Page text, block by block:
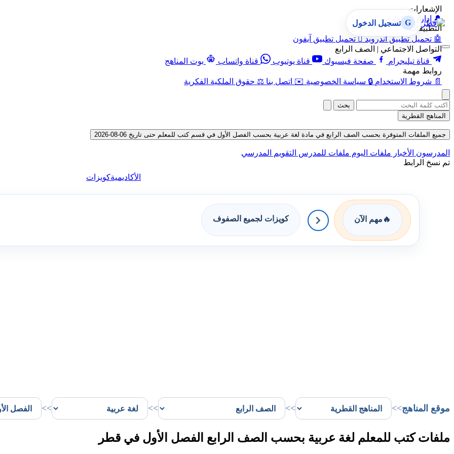
الإشعارات
🔔 إدارة الإشعارات
التطبيقات
🤖 تحميل تطبيق أندرويد  تحميل تطبيق آيفون
التواصل الاجتماعي | الصف الرابع
قناة تيليجرام
صفحة فيسبوك قناة يوتيوب قناة واتساب
بوت المناهج
روابط مهمة
📄 شروط الاستخدام 🔒 سياسة الخصوصية ✉️ اتصل بنا ⚖️ حقوق الملكية الفكرية
G تسجيل الدخول
بحث
المناهج القطرية
جميع الملفات المتوفرة بحسب الصف الرابع في مادة لغة عربية بحسب الفصل الأول في قسم كتب للمعلم حتى تاريخ 06-08-2026
المدرسون الأخبار ملفات اليوم ملفات للمدرس التقويم المدرسي
تم نسخ الرابط
الأكاديميةكويزات
🔥 مهم الآن كويزات لجميع الصفوف
موقع المناهج>>
>>
>>
>>
ملفات كتب للمعلم لغة عربية بحسب الصف الرابع الفصل الأول في قطر